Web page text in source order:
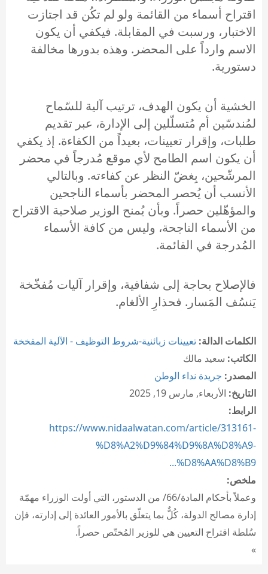
اقتراح أسماء من القائمة ولو لم تكُن قد اجتازت
الاختبار، ورسبت في المقابلة. فيكفي أن يكون
الاسم وارداً على المحضر. وهذه بدورها مخالفة
دستورية.
الخشية أن يكون الهدف، ترتيب آلية للسّماح
لمُندسّين أم مُتسلّلين إلى الإدارة، عبر تقديم
طلبات، وإقرار تعيينات، بعيداً من الكفاءة. إذ يكفي
أن يكون اسم الطامح لأي موقع مُدرجاً في محضر
المرشّحين، بِغضّ النظر عن كفاءته. وبالتالي
الأنسب أن يُحصر المحضر بأسماء الناجحين
والمؤهّلين حصراً. وبأن يُمنح الوزير صلاحية الاقتراح
من الأسماء الناجحة، وليس من كافة الأسماء
المُدرجة في القائمة.
فالإصلاح بحاجة إلى شفافية، وإقرار آليات مُفخّخة
يَنسُف المَسار. فحذارِ الألغام.
الكلمات الدالة: تعيينات زبائنية-شروط التوظيف - الآلية المفخخة
الكاتب: سعيد مالك
المصدر: جريدة نداء الوطن
التاريخ: الأربعاء, مارس 19, 2025
الرابط:
https://www.nidaalwatan.com/article/313161-
%D8%A2%D9%84%D9%8A%D8%A9-
%D8%AA%D8%B9...
ملخص:
وعملاً بأحكام المادة/66/ من الدستور، التي أولت الوزراء مهمّة
إدارة مصالح الدولة، كُلٌّ بما يتعلّق بالأمور العائدة إلى إدارته، فإن
سُلطة اقتراح التعيين هي للوزير المُختّص حصراً.
»